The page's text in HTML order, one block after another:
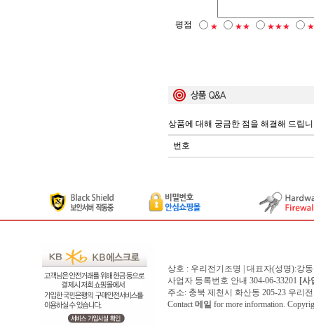
평점 ★ ★★ ★★★
상품에 대해 궁금한 점을 해결해 드립
번호
상호 : 우리전기조명 | 대표자(성명):강
사업자 등록번호 안내 304-06-33201 [사
주소: 충북 제천시 화산동 205-23 우리
Contact 메일 for more information.